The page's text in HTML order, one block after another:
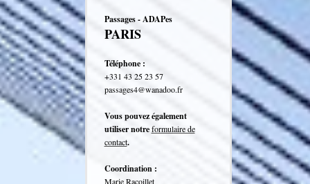
Passages - ADAPes
PARIS
Téléphone :
+331 43 25 23 57
passages4@wanadoo.fr
Vous pouvez également
utiliser notre formulaire de
contact.
Coordination :
Marie Racoillet